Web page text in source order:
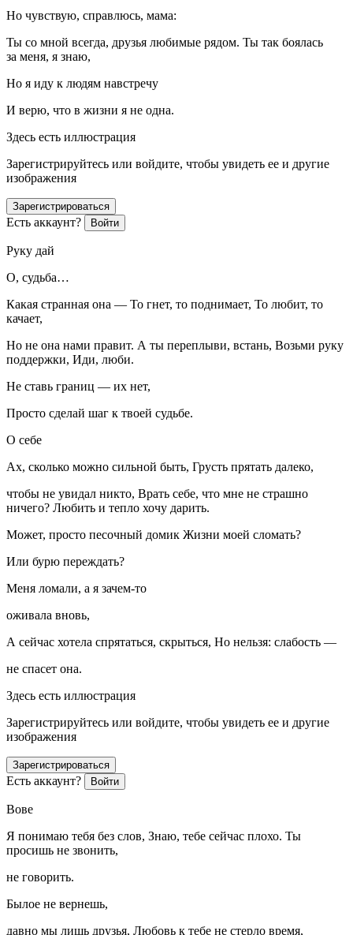
Но чувствую, справлюсь, мама:
Ты со мной всегда, друзья любимые рядом. Ты так боялась
за меня, я знаю,
Но я иду к людям навстречу
И верю, что в жизни я не одна.
Здесь есть иллюстрация
Зарегистрируйтесь или войдите, чтобы увидеть ее и другие
изображения
Зарегистрироваться
Есть аккаунт? Войти
Руку дай
О, судьба…
Какая странная она — То гнет, то поднимает, То любит, то
качает,
Но не она нами правит. А ты переплыви, встань, Возьми руку
поддержки, Иди, люби.
Не ставь границ — их нет,
Просто сделай шаг к твоей судьбе.
О себе
Ах, сколько можно сильной быть, Грусть прятать далеко,
чтобы не увидал никто, Врать себе, что мне не страшно
ничего? Любить и тепло хочу дарить.
Может, просто песочный домик Жизни моей сломать?
Или бурю переждать?
Меня ломали, а я зачем-то
оживала вновь,
А сейчас хотела спрятаться, скрыться, Но нельзя: слабость —
не спасет она.
Здесь есть иллюстрация
Зарегистрируйтесь или войдите, чтобы увидеть ее и другие
изображения
Зарегистрироваться
Есть аккаунт? Войти
Вове
Я понимаю тебя без слов, Знаю, тебе сейчас плохо. Ты
просишь не звонить,
не говорить.
Былое не вернешь,
давно мы лишь друзья, Любовь к тебе не стерло время,